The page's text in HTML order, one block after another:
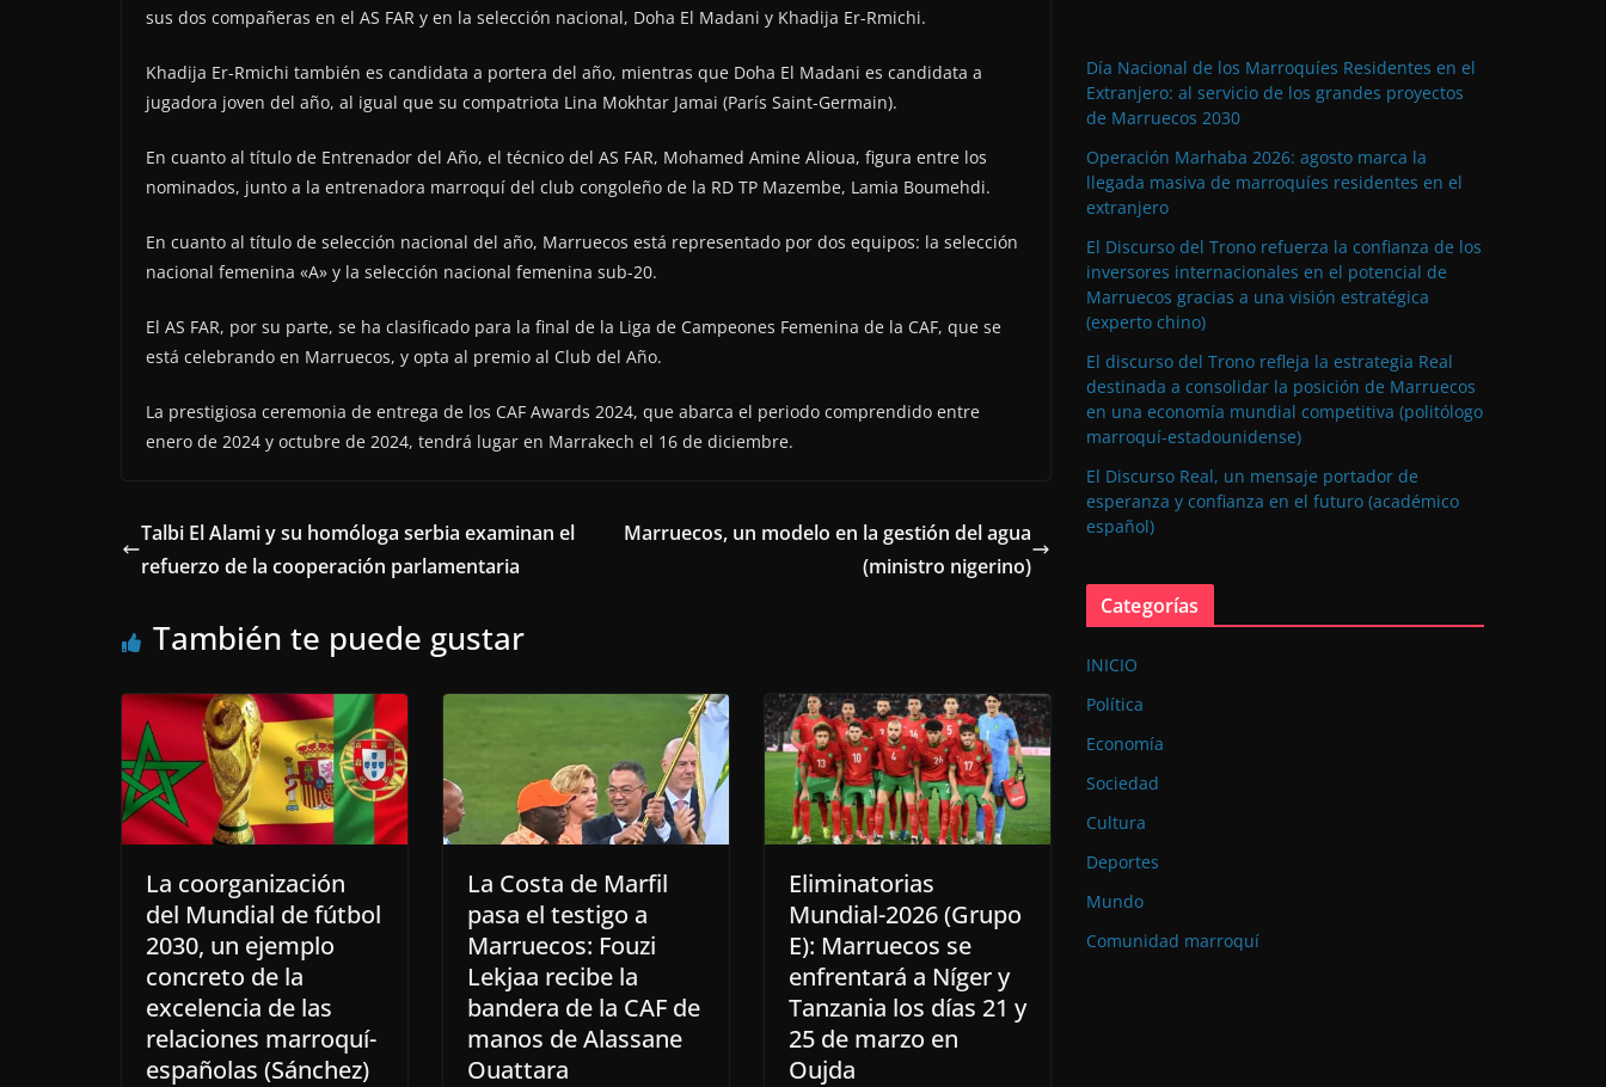
sus dos compañeras en el AS FAR y en la selección nacional, Doha El Madani y Khadija Er-Rmichi.
Khadija Er-Rmichi también es candidata a portera del año, mientras que Doha El Madani es candidata a
jugadora joven del año, al igual que su compatriota Lina Mokhtar Jamai (París Saint-Germain).
En cuanto al título de Entrenador del Año, el técnico del AS FAR, Mohamed Amine Alioua, figura entre los
nominados, junto a la entrenadora marroquí del club congoleño de la RD TP Mazembe, Lamia Boumehdi.
En cuanto al título de selección nacional del año, Marruecos está representado por dos equipos: la selección
nacional femenina «A» y la selección nacional femenina sub-20.
El AS FAR, por su parte, se ha clasificado para la final de la Liga de Campeones Femenina de la CAF, que se
está celebrando en Marruecos, y opta al premio al Club del Año.
La prestigiosa ceremonia de entrega de los CAF Awards 2024, que abarca el periodo comprendido entre
enero de 2024 y octubre de 2024, tendrá lugar en Marrakech el 16 de diciembre.
Talbi El Alami y su homóloga serbia examinan el
refuerzo de la cooperación parlamentaria
Marruecos, un modelo en la gestión del agua
(ministro nigerino)
También te puede gustar
La coorganización
del Mundial de fútbol
2030, un ejemplo
concreto de la
excelencia de las
relaciones marroquí-
españolas (Sánchez)
La Costa de Marfil
pasa el testigo a
Marruecos: Fouzi
Lekjaa recibe la
bandera de la CAF de
manos de Alassane
Ouattara
Eliminatorias
Mundial-2026 (Grupo
E): Marruecos se
enfrentará a Níger y
Tanzania los días 21 y
25 de marzo en
Oujda
Día Nacional de los Marroquíes Residentes en el
Extranjero: al servicio de los grandes proyectos
de Marruecos 2030
Operación Marhaba 2026: agosto marca la
llegada masiva de marroquíes residentes en el
extranjero
El Discurso del Trono refuerza la confianza de los
inversores internacionales en el potencial de
Marruecos gracias a una visión estratégica
(experto chino)
El discurso del Trono refleja la estrategia Real
destinada a consolidar la posición de Marruecos
en una economía mundial competitiva (politólogo
marroquí-estadounidense)
El Discurso Real, un mensaje portador de
esperanza y confianza en el futuro (académico
español)
Categorías
INICIO
Política
Economía
Sociedad
Cultura
Deportes
Mundo
Comunidad marroquí